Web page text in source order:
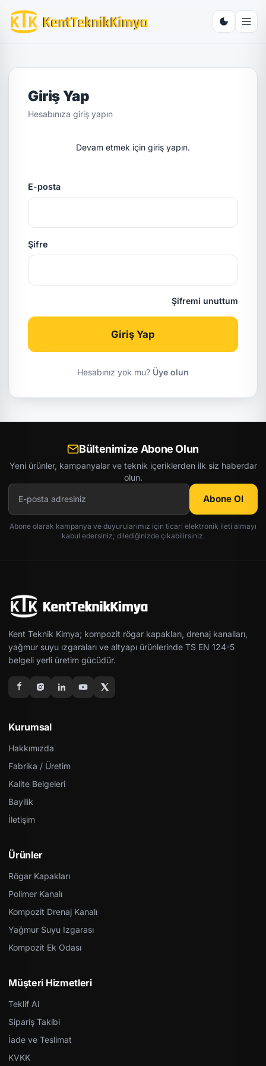
Giriş Yap
Hesabınıza giriş yapın
Devam etmek için giriş yapın.
E-posta
Şifre
Şifremi unuttum
Giriş Yap
Hesabınız yok mu? Üye olun
Bültenimize Abone Olun
Yeni ürünler, kampanyalar ve teknik içeriklerden ilk siz haberdar
olun.
Abone Ol
Abone olarak kampanya ve duyurularımız için ticari elektronik ileti almayı
kabul edersiniz; dilediğinizde çıkabilirsiniz.
Kent Teknik Kimya; kompozit rögar kapakları, drenaj kanalları,
yağmur suyu ızgaraları ve altyapı ürünlerinde TS EN 124-5
belgeli yerli üretim gücüdür.
Kurumsal
Hakkımızda
Fabrika / Üretim
Kalite Belgeleri
Bayilik
İletişim
Ürünler
Rögar Kapakları
Polimer Kanalı
Kompozit Drenaj Kanalı
Yağmur Suyu Izgarası
Kompozit Ek Odası
Müşteri Hizmetleri
Teklif Al
Sipariş Takibi
İade ve Teslimat
KVKK